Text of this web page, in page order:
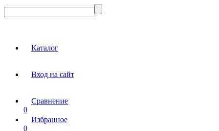
Каталог
Вход на сайт
Сравнение
0
Избранное
0